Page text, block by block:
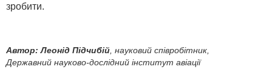
зробити.
Автор: Леонід Підчибій , науковий співробітник,
Державний науково-дослідний інститут авіації